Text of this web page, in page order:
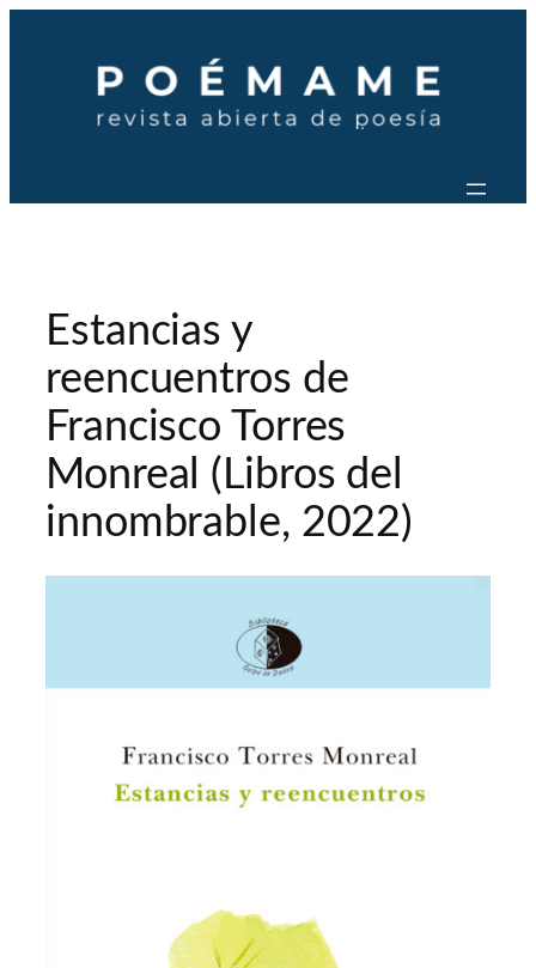
contenido
Estancias y
reencuentros de
Francisco Torres
Monreal (Libros del
innombrable, 2022)